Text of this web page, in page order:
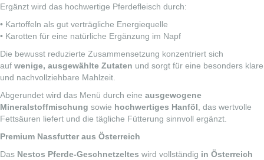
Ergänzt wird das hochwertige Pferdefleisch durch:
• Kartoffeln als gut verträgliche Energiequelle
• Karotten für eine natürliche Ergänzung im Napf
Die bewusst reduzierte Zusammensetzung konzentriert sich
auf wenige, ausgewählte Zutaten und sorgt für eine besonders klare
und nachvollziehbare Mahlzeit.
Abgerundet wird das Menü durch eine ausgewogene
Mineralstoffmischung sowie hochwertiges Hanföl , das wertvolle
Fettsäuren liefert und die tägliche Fütterung sinnvoll ergänzt.
Premium Nassfutter aus Österreich
Das Nestos Pferde-Geschnetzeltes wird vollständig in Österreich